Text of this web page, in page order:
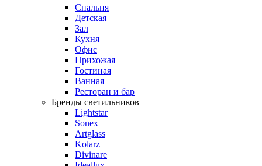
Спальня
Детская
Зал
Кухня
Офис
Прихожая
Гостиная
Ванная
Ресторан и бар
Бренды светильников
Lightstar
Sonex
Artglass
Kolarz
Divinare